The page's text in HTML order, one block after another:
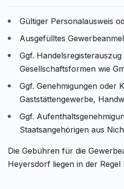
Gültiger Personalausweis
Ausgefülltes
Ggf. Handelsregisterauszug
Gesellschaftsformen wie
Ggf. Genehmigungen oder
Gaststättengewerbe,
Ggf.
Staatsangehörigen aus
Die Gebühren für die
Heyersdorf liegen in der Regel